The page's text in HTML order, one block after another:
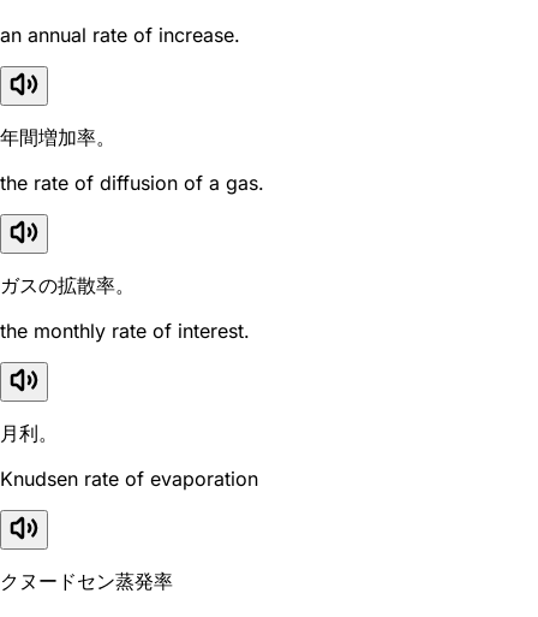
an annual rate of increase.
年間増加率。
the rate of diffusion of a gas.
ガスの拡散率。
the monthly rate of interest.
月利。
Knudsen rate of evaporation
クヌードセン蒸発率